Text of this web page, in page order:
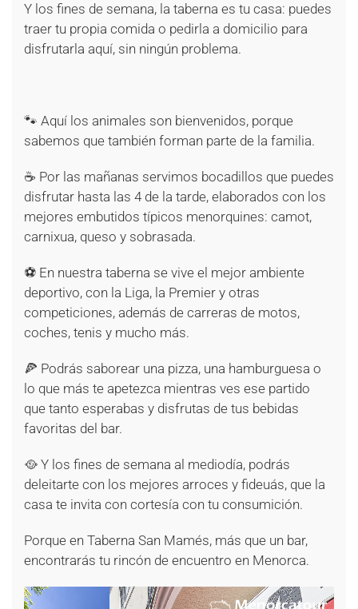
Y los fines de semana, la taberna es tu casa: puedes
traer tu propia comida o pedirla a domicilio para
disfrutarla aquí, sin ningún problema.
🐾 Aquí los animales son bienvenidos, porque
sabemos que también forman parte de la familia.
☕ Por las mañanas servimos bocadillos que puedes
disfrutar hasta las 4 de la tarde, elaborados con los
mejores embutidos típicos menorquines: camot,
carnixua, queso y sobrasada.
⚽ En nuestra taberna se vive el mejor ambiente
deportivo, con la Liga, la Premier y otras
competiciones, además de carreras de motos,
coches, tenis y mucho más.
🍕 Podrás saborear una pizza, una hamburguesa o
lo que más te apetezca mientras ves ese partido
que tanto esperabas y disfrutas de tus bebidas
favoritas del bar.
🥘 Y los fines de semana al mediodía, podrás
deleitarte con los mejores arroces y fideuás, que la
casa te invita con cortesía con tu consumición.
Porque en Taberna San Mamés, más que un bar,
encontrarás tu rincón de encuentro en Menorca.